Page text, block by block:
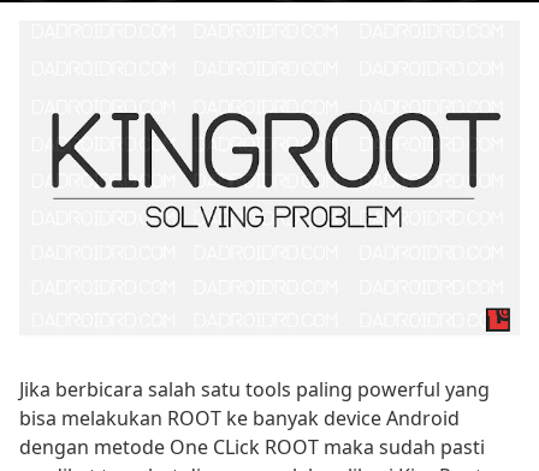
Jika berbicara salah satu tools paling powerful yang
bisa melakukan ROOT ke banyak device Android
dengan metode One CLick ROOT maka sudah pasti